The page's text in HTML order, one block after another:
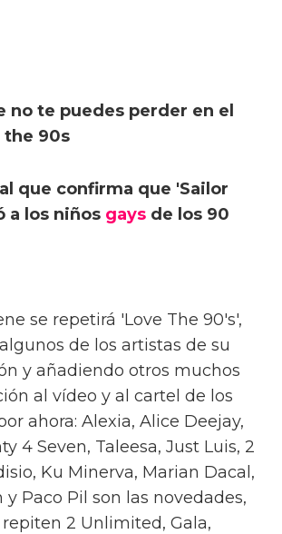
no te puedes perder en el
the 90s
que confirma que 'Sailor
a los niños gays de los 90
se repetirá 'Love The 90's',
de los artistas de su
y añadiendo otros muchos
al vídeo y al cartel de los
ahora: Alexia, Alice Deejay,
4 Seven, Taleesa, Just Luis, 2
Ku Minerva, Marian Dacal,
y Paco Pil son las novedades,
2 Unlimited, Gala,